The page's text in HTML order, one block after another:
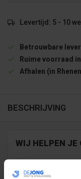
Levertijd: 5 - 10
Betrouwbare
Ruime voorraad
Afhalen (in
BESCHRIJVING
WIJ HELPEN JE
0317 358 228